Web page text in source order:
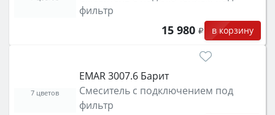
фильтр
15 980 в корзину
EMAR 3007.6 Барит
Смеситель с подключением под
фильтр
7 цветов